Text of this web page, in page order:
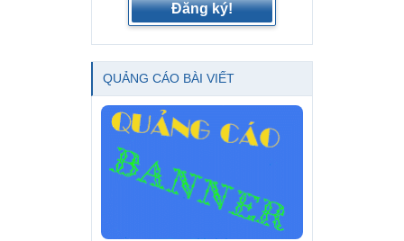
Đăng ký!
QUẢNG CÁO BÀI VIẾT